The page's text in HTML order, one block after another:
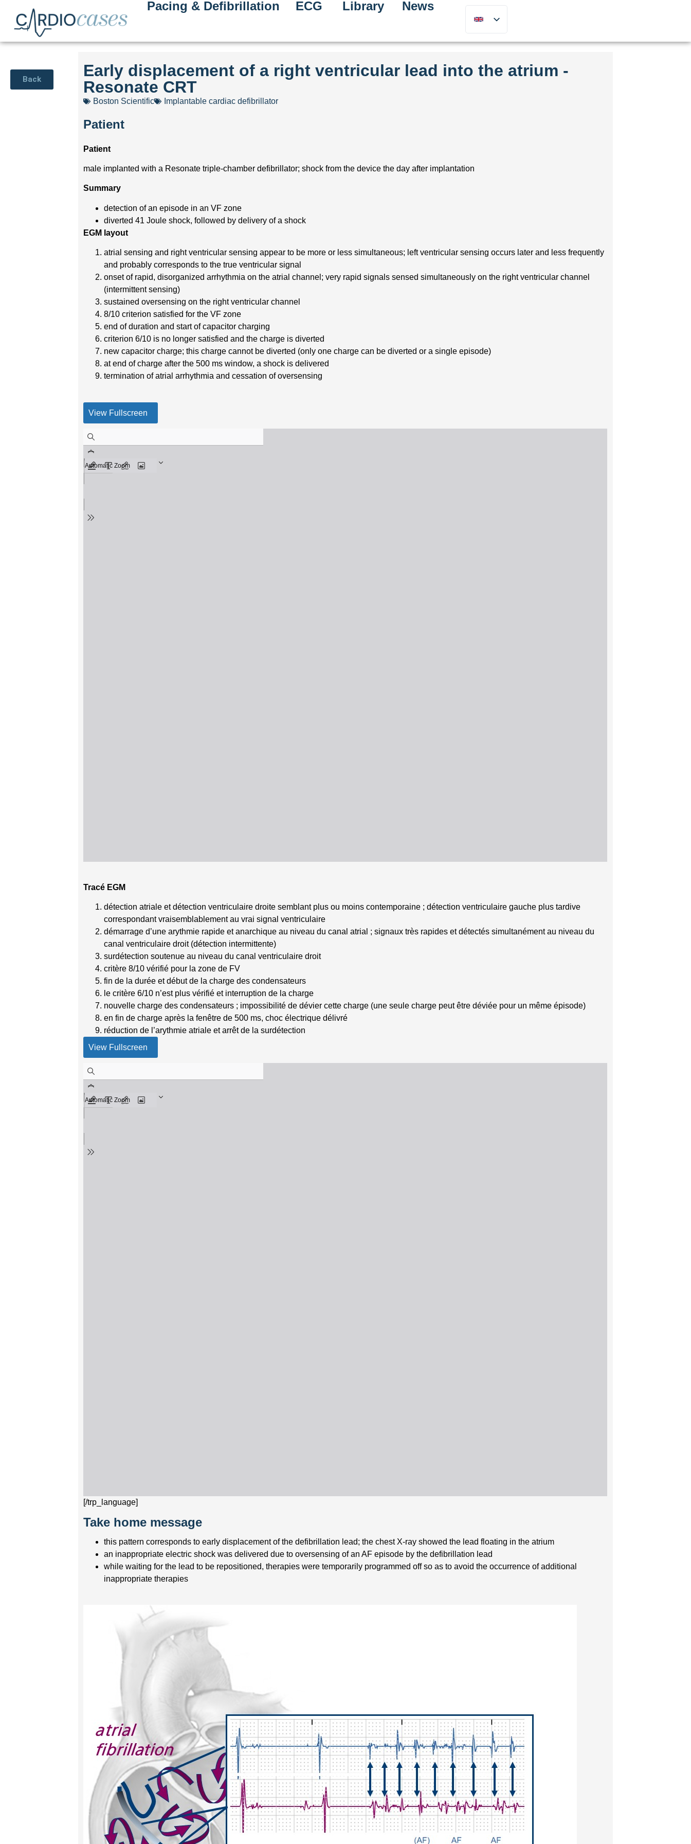
Pacing & Defibrillation ECG Library News
Back
Early displacement of a right ventricular lead into the atrium -
Resonate CRT
Boston Scientific Implantable cardiac defibrillator
Patient
Patient
male implanted with a Resonate triple-chamber defibrillator; shock from the device the day after implantation
Summary
detection of an episode in an VF zone
diverted 41 Joule shock, followed by delivery of a shock
EGM layout
atrial sensing and right ventricular sensing appear to be more or less simultaneous; left ventricular sensing occurs later and less frequently
and probably corresponds to the true ventricular signal
onset of rapid, disorganized arrhythmia on the atrial channel; very rapid signals sensed simultaneously on the right ventricular channel
(intermittent sensing)
sustained oversensing on the right ventricular channel
8/10 criterion satisfied for the VF zone
end of duration and start of capacitor charging
criterion 6/10 is no longer satisfied and the charge is diverted
new capacitor charge; this charge cannot be diverted (only one charge can be diverted or a single episode)
at end of charge after the 500 ms window, a shock is delivered
termination of atrial arrhythmia and cessation of oversensing
View Fullscreen
Tracé EGM
détection atriale et détection ventriculaire droite semblant plus ou moins contemporaine ; détection ventriculaire gauche plus tardive
correspondant vraisemblablement au vrai signal ventriculaire
démarrage d’une arythmie rapide et anarchique au niveau du canal atrial ; signaux très rapides et détectés simultanément au niveau du
canal ventriculaire droit (détection intermittente)
surdétection soutenue au niveau du canal ventriculaire droit
critère 8/10 vérifié pour la zone de FV
fin de la durée et début de la charge des condensateurs
le critère 6/10 n’est plus vérifié et interruption de la charge
nouvelle charge des condensateurs ; impossibilité de dévier cette charge (une seule charge peut être déviée pour un même épisode)
en fin de charge après la fenêtre de 500 ms, choc électrique délivré
réduction de l’arythmie atriale et arrêt de la surdétection
View Fullscreen
[/trp_language]
Take home message
this pattern corresponds to early displacement of the defibrillation lead; the chest X-ray showed the lead floating in the atrium
an inappropriate electric shock was delivered due to oversensing of an AF episode by the defibrillation lead
while waiting for the lead to be repositioned, therapies were temporarily programmed off so as to avoid the occurrence of additional
inappropriate therapies